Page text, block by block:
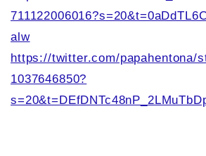
alw
https://twitter.com/papahentona/
1037646850?